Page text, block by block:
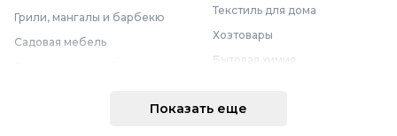
Грили, мангалы и барбекю
Садовая мебель
Текстиль для дома
Хозтовары
Бытовая химия
Мебель
Показать еще